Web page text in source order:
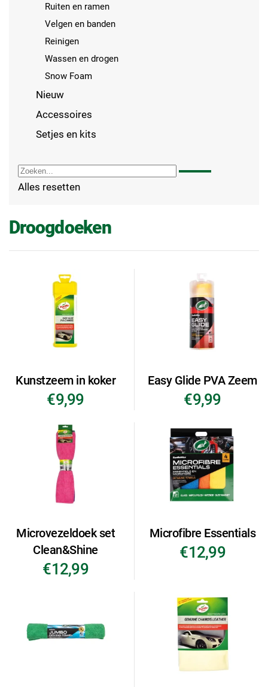
Droogdoeken
Kunstzeem in koker
€9,99
Easy Glide PVA Zeem
€9,99
Microvezeldoek set
Clean&Shine
€12,99
Microfibre Essentials
€12,99
Ruiten en ramen
Velgen en banden
Reinigen
Wassen en drogen
Snow Foam
Nieuw
Accessoires
Setjes en kits
Alles resetten